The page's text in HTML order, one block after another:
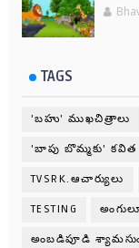
TAGS
'బహు' ముఖచిత్రాలు
'బాపు బొమ్మకు' కవిత
TVSRK.ఆచార్యులు
TESTING
అంబడిపూడి